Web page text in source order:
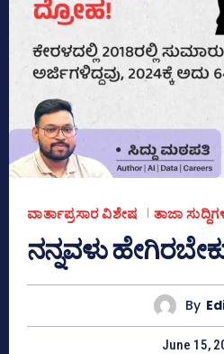
ವಾರ್ತಾಪ್ರಸಾರ ವಿಶೇಷ ತಾಜಾ
ನನ್ನವಳು
By
June 15,